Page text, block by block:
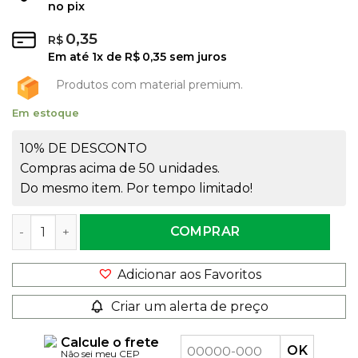
no pix
R$ 0,35
Em até 1x de R$ 0,35 sem juros
Produtos com material premium.
Em estoque
10% DE DESCONTO
Compras acima de 50 unidades.
Do mesmo item. Por tempo limitado!
COMPRAR
Adicionar aos Favoritos
Criar um alerta de preço
Calcule o frete
Não sei meu CEP